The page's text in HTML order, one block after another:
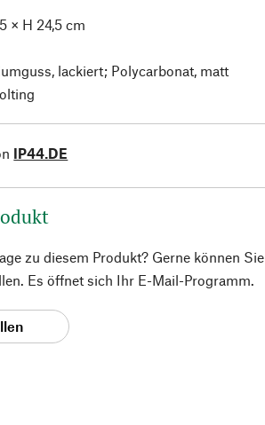
× H 24,5 cm
lackiert; Polycarbonat, matt
IP44.DE
zu diesem Produkt? Gerne können Sie
Es öffnet sich Ihr E-Mail-Programm.